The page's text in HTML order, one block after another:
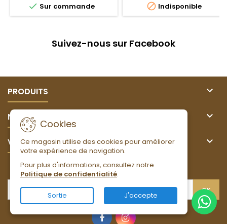
 Sur commande  Indisponible
Suivez-nous sur Facebook
PRODUITS 
NOTRE SOCIÉTÉ 
VOTRE COMPTE 
Cookies
Ce magasin utilise des cookies pour améliorer
votre expérience de navigation.
Pour plus d'informations, consultez notre
Politique de confidentialité.
Sortie J'accepte
LETTRE D'INFORMATIONS
FacebookInstagram